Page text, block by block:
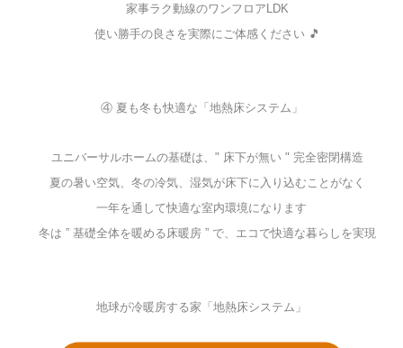
家事ラク動線のワンフロアLDK
使い勝手の良さを実際にご体感ください 🎵
④ 夏も冬も快適な「地熱床システム」
ユニバーサルホームの基礎は、" 床下が無い " 完全密閉構造
夏の暑い空気、冬の冷気、湿気が床下に入り込むことがなく
一年を通して快適な室内環境になります
冬は ” 基礎全体を暖める床暖房 ” で、エコで快適な暮らしを実現
地球が冷暖房する家「地熱床システム」